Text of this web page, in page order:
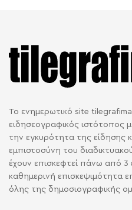
Το ενημερωτικό site
ειδησεογραφικός ιστότοπος
την εγκυρότητα της είδησης
εμπιστοσύνη του
έχουν επισκεφτεί πάνω από 3
καθημερινή επισκεψιμότητα
όλης της δημοσιογραφικής